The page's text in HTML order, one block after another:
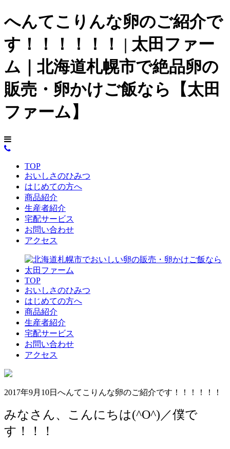
へんてこりんな卵のご紹介で
す！！！！！！ | 太田ファー
ム｜北海道札幌市で絶品卵の
販売・卵かけご飯なら【太田
ファーム】
TOP
おいしさのひみつ
はじめての方へ
商品紹介
生産者紹介
宅配サービス
お問い合わせ
アクセス
TOP
おいしさのひみつ
はじめての方へ
商品紹介
生産者紹介
宅配サービス
お問い合わせ
アクセス
2017年9月10日 へんてこりんな卵のご紹介です！！！！！！
みなさん、こんにちは(^O^)／僕で
す！！！